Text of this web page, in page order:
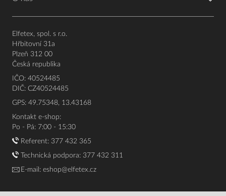
Elfetex, spol. s r.o.
Hřbitovní 31a
Plzeň 312 00
Česká republika
IČO: 40524485
DIČ: CZ40524485
GPS: 49.75348, 13.43168
Kontakt e-shop:
Po - Pá: 7:00 - 15:30
Referent: 377 432 365
Technická podpora: 377 432 311
E-mail: eshop@elfetex.cz